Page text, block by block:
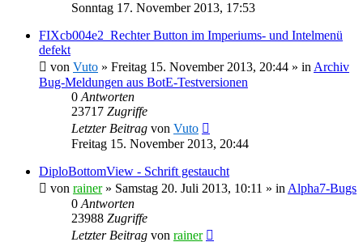
Sonntag 17. November 2013, 17:53
FIXcb004e2_Rechter Button im Imperiums- und Intelmenü
defekt
von Vuto » Freitag 15. November 2013, 20:44 » in Archiv
Bug-Meldungen aus BotE-Testversionen
0 Antworten
23717 Zugriffe
Letzter Beitrag von Vuto
Freitag 15. November 2013, 20:44
DiploBottomView - Schrift gestaucht
von rainer» Samstag 20. Juli 2013, 10:11 » in Alpha7-Bugs
0 Antworten
23988 Zugriffe
Letzter Beitrag von rainer